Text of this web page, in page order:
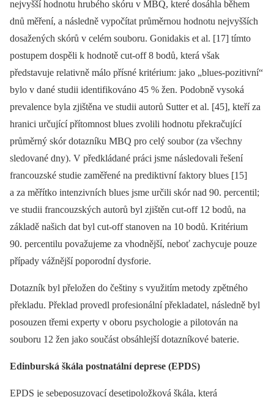
nejvyšší hodnotu hrubého skóru v MBQ, které dosáhla během
dnů měření, a následně vypočítat průměrnou hodnotu nejvyšších
dosažených skórů v celém souboru. Gonidakis et al. [17] tímto
postupem dospěli k hodnotě cut-off 8 bodů, která však
představuje relativně málo přísné kritérium: jako „blues-pozitivní“
bylo v dané studii identifikováno 45 % žen. Podobně vysoká
prevalence byla zjištěna ve studii autorů Sutter et al. [45], kteří za
hranici určující přítomnost blues zvolili hodnotu překračující
průměrný skór dotazníku MBQ pro celý soubor (za všechny
sledované dny). V předkládané práci jsme následovali řešení
francouzské studie zaměřené na prediktivní faktory blues [15]
a za měřítko intenzivních blues jsme určili skór nad 90. percentil;
ve studii francouzských autorů byl zjištěn cut-off 12 bodů, na
základě našich dat byl cut-off stanoven na 10 bodů. Kritérium
90. percentilu považujeme za vhodnější, neboť zachycuje pouze
případy vážnější poporodní dysforie.
Dotazník byl přeložen do češtiny s využitím metody zpětného
překladu. Překlad provedl profesionální překladatel, následně byl
posouzen třemi experty v oboru psychologie a pilotován na
souboru 12 žen jako součást obsáhlejší dotazníkové baterie.
Edinburská škála postnatální deprese (EPDS)
EPDS je sebeposuzovací desetipoložková škála, která